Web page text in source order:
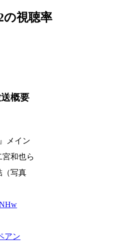
の視聴率
概要
メイン
和也ら
（写真
アン